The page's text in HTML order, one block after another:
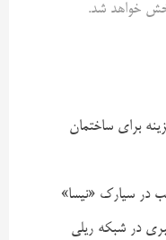
برای ساختمان
در سیارک «نیسا»
در شبکه ریلی